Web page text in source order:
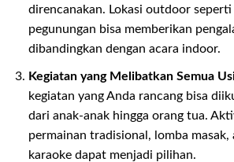
direncanakan. Lokasi outdoor
pegunungan bisa memberikan
dibandingkan dengan acara indoor.
Kegiatan yang Melibatkan Semua
kegiatan yang Anda rancang bisa
dari anak-anak hingga orang tua.
permainan tradisional, lomba masak,
karaoke dapat menjadi pilihan.